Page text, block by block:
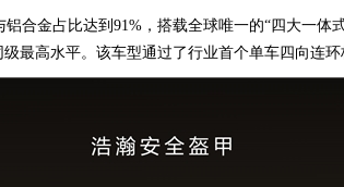
合金占比达到91%，搭载全球唯一的“四大一体
级最高水平。该车型通过了行业首个单车四向连环